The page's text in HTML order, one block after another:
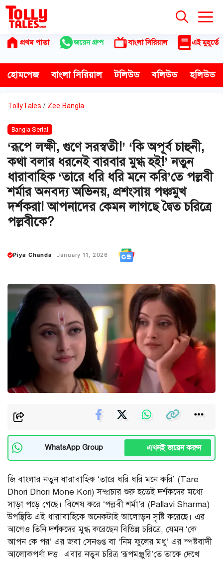
Skip
content
প্রথম পাতা জয়েন গ্রুপ বাংলা সিরিয়াল এই মুহূর্তে
হোমপেজ বাংলা সিরিয়াল টলিউড বলিউড হলিউড
TollyTales / Zee Bangla
Bangla Serial
‘রূপে লক্ষী, গুণে সরস্বতী!’ ‘কি অপূর্ব চাহুনী,
কথা বলার ধরনেই বারবার মুগ্ধ হই!’ নতুন
ধারাবাহিক ‘তারে ধরি ধরি মনে করি’তে পল্লবী
শর্মার অনবদ্য অভিনয়, প্রশংসায় পঞ্চমুখ
দর্শকরা! আপনাদের কেমন লাগছে দ্বৈত চরিত্রে
পল্লবীকে?
Piya Chanda January 11, 2026
WhatsApp Group এখনই জয়েন করুন
জি বাংলার নতুন ধারাবাহিক ‘তারে ধরি ধরি মনে করি’ (Tare
Dhori Dhori Mone Kori) সম্প্রচার শুরু হতেই দর্শকদের মধ্যে
সাড়া পড়ে গেছে। বিশেষ করে ‘পল্লবী শর্মা’র (Pallavi Sharma)
উপস্থিতি এই ধারাবাহিকে অনেকটাই আলোড়ন সৃষ্টি করেছে। এর
আগেও তিনি দর্শকদের মুগ্ধ করেছেন বিভিন্ন চরিত্রে, যেমন ‘কে
আপন কে পর’ এর জবা সেনগুপ্ত বা ‘নিম ফুলের মধু’ এর স্পষ্টবাদী
আলোকপর্ণা দত্ত। এবার নতুন চরিত্র ‘রূপমঞ্জুরি’তে তাকে দেখে